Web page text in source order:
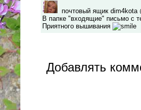
почтовый ящик dim4kota
В папке "входящие" письмо с
Приятного вышивания
Добавлять